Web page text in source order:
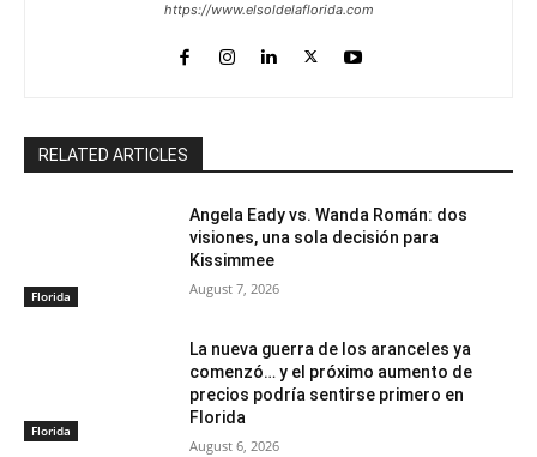
https://www.elsoldelaflorida.com
RELATED ARTICLES
Florida
Angela Eady vs. Wanda Román: dos
visiones, una sola decisión para
Kissimmee
August 7, 2026
Florida
La nueva guerra de los aranceles ya
comenzó… y el próximo aumento de
precios podría sentirse primero en
Florida
August 6, 2026